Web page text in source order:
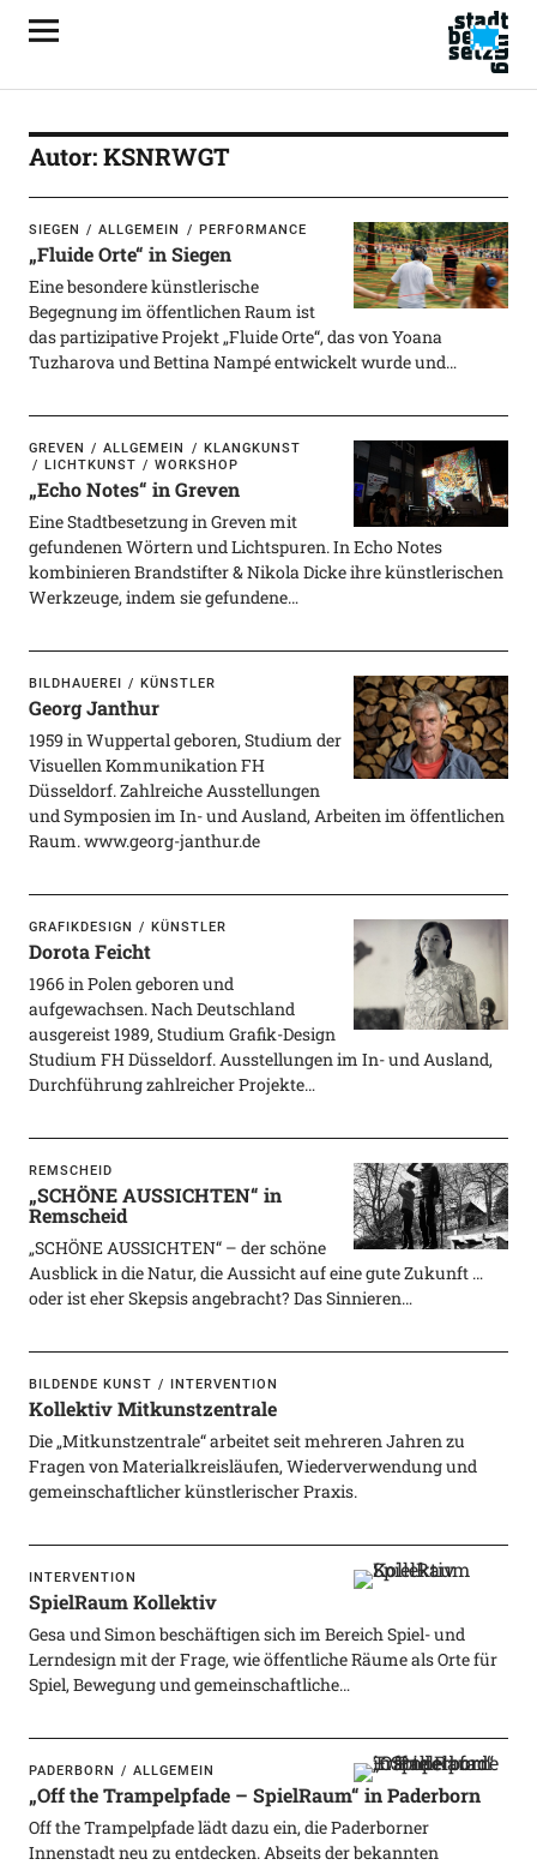
Autor:KSNRWGT
SIEGEN ALLGEMEIN PERFORMANCE
„Fluide Orte“ in Siegen
Eine besondere künstlerische
Begegnung im öffentlichen Raum ist
das partizipative Projekt „Fluide Orte“, das von Yoana
Tuzharova und Bettina Nampé entwickelt wurde und…
GREVEN ALLGEMEIN
KLANGKUNST
LICHTKUNST
WORKSHOP
„Echo Notes“ in Greven
Eine Stadtbesetzung in Greven mit
gefundenen Wörtern und Lichtspuren. In Echo Notes
kombinieren Brandstifter & Nikola Dicke ihre künstlerischen
Werkzeuge, indem sie gefundene…
BILDHAUEREI KÜNSTLER
Georg Janthur
1959 in Wuppertal geboren, Studium der
Visuellen Kommunikation FH
Düsseldorf. Zahlreiche Ausstellungen
und Symposien im In- und Ausland, Arbeiten im öffentlichen
Raum. www.georg-janthur.de
GRAFIKDESIGN KÜNSTLER
Dorota Feicht
1966 in Polen geboren und
aufgewachsen. Nach Deutschland
ausgereist 1989, Studium Grafik-Design
Studium FH Düsseldorf. Ausstellungen im In- und Ausland,
Durchführung zahlreicher Projekte…
REMSCHEID
„SCHÖNE AUSSICHTEN“ in
Remscheid
„SCHÖNE AUSSICHTEN“ – der schöne
Ausblick in die Natur, die Aussicht auf eine gute Zukunft …
oder ist eher Skepsis angebracht? Das Sinnieren…
BILDENDE KUNST INTERVENTION
Kollektiv Mitkunstzentrale
Die „Mitkunstzentrale“ arbeitet seit mehreren Jahren zu
Fragen von Materialkreisläufen, Wiederverwendung und
gemeinschaftlicher künstlerischer Praxis.
INTERVENTION
SpielRaum Kollektiv
Gesa und Simon beschäftigen sich im Bereich Spiel- und
Lerndesign mit der Frage, wie öffentliche Räume als Orte für
Spiel, Bewegung und gemeinschaftliche…
PADERBORN ALLGEMEIN
„Off the Trampelpfade – SpielRaum“ in Paderborn
Off the Trampelpfade lädt dazu ein, die Paderborner
Innenstadt neu zu entdecken. Abseits der bekannten